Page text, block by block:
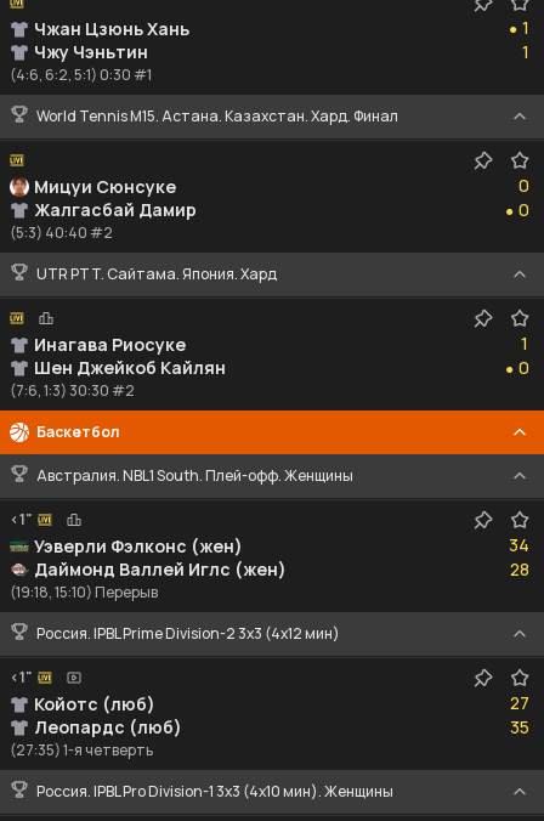
Чжан Цзюнь Хань
Чжу Чэньтин
●
1
11
1
(4:6, 6:2, 5:1) 0:30 #1
World Tennis M15. Астана. Казахстан. Хард. Финал
Мицуи Сюнсуке
Жалгасбай Дамир
0
0
●
0
0
(5:3) 40:40 #2
UTR PTT. Сайтама. Япония. Хард
Инагава Риосуке
Шен Джейкоб Кайлян
1
1
●
0
0
(7:6, 1:3) 30:30 #2
Баскетбол
Австралия. NBL1 South. Плей-офф. Женщины
<1"
Уэверли Фэлконс (жен)
Даймонд Валлей Иглс (жен)
34
34
28
28
(19:18, 15:10) Перерыв
Россия. IPBL Prime Division-2 3x3 (4x12 мин)
<1"
Койотс (люб)
Леопардс (люб)
27
27
35
35
(27:35) 1-я четверть
Россия. IPBL Pro Division-1 3x3 (4x10 мин). Женщины